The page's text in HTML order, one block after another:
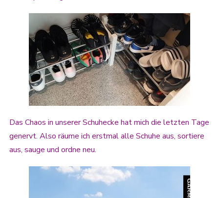
Das Chaos in unserer Schuhecke hat mich die letzten Tage
genervt. Also räume ich erstmal alle Schuhe aus, sortiere
aus, sauge und ordne neu.